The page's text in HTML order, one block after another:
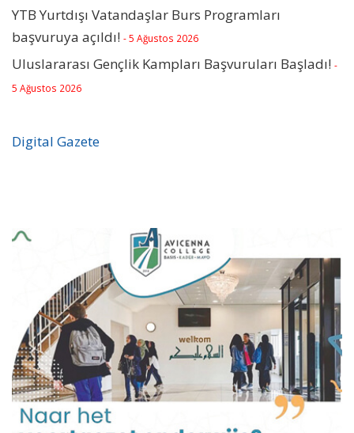
YTB Yurtdışı Vatandaşlar Burs Programları
başvuruya açıldı! - 5 Ağustos 2026
Uluslararası Gençlik Kampları Başvuruları Başladı! -
5 Ağustos 2026
Digital Gazete